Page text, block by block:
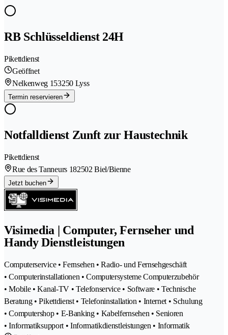
RB Schlüsseldienst 24H
Pikettdienst
Geöffnet
Nelkenweg 153250 Lyss
Termin reservieren
Notfalldienst Zunft zur Haustechnik
Pikettdienst
Rue des Tanneurs 182502 Biel/Bienne
Jetzt buchen
Visimedia | Computer, Fernseher und
Handy Dienstleistungen
Computerservice • Fernsehen • Radio- und Fernsehgeschäft
• Computerinstallationen • Computersysteme Computerzubehör
• Mobile • Kanal-TV • Telefonservice • Software • Technische
Beratung • Pikettdienst • Telefoninstallation • Internet • Schulung
• Computershop • E-Banking • Kabelfernsehen • Senioren
• Informatiksupport • Informatikdienstleistungen • Informatik